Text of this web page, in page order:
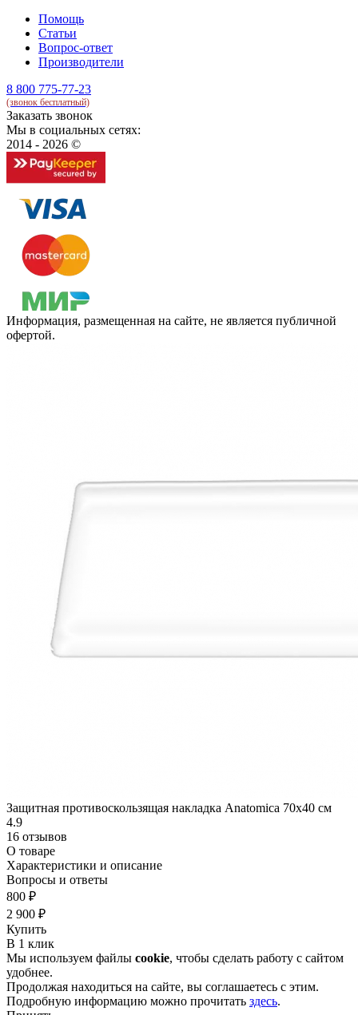
Помощь
Статьи
Вопрос-ответ
Производители
8 800 775-77-23
(звонок бесплатный)
Заказать звонок
Мы в социальных сетях:
2014 - 2026 ©
Информация, размещенная на сайте, не является публичной
офертой.
Защитная противоскользящая накладка Anatomica 70х40 см
4.9
16 отзывов
О товаре
Характеристики и описание
Вопросы и ответы
800 ₽
2 900 ₽
Купить
В 1 клик
Мы используем файлы cookie, чтобы сделать работу с сайтом
удобнее.
Продолжая находиться на сайте, вы соглашаетесь с этим.
Подробную информацию можно прочитать здесь.